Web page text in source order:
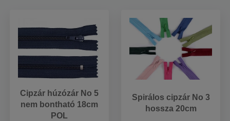
Cipzár húzózár No 5
nem bontható 18cm
POL
Spirálos cipzár No 3
hossza 20cm